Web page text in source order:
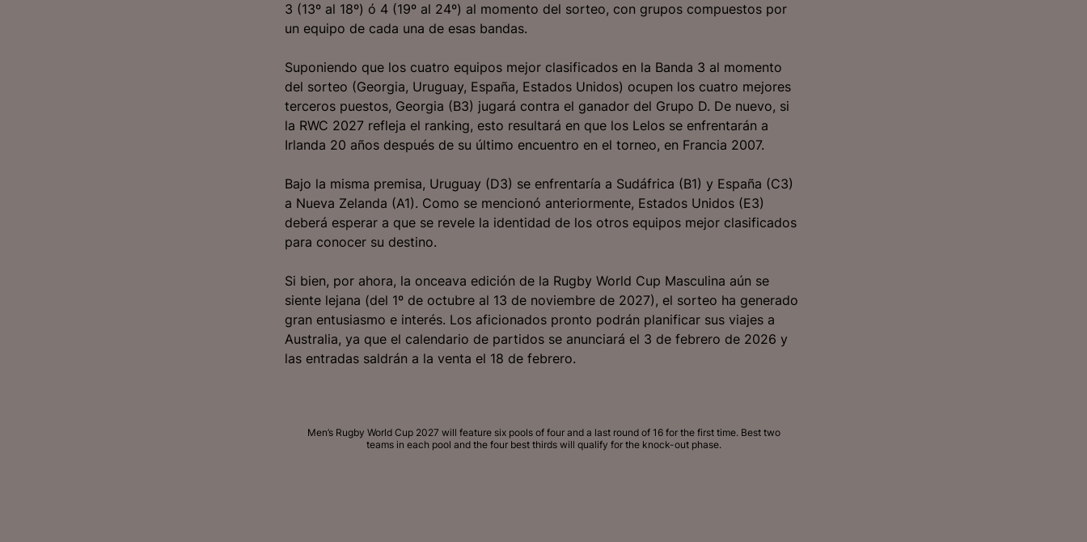
3 (13º al 18º) ó 4 (19º al 24º) al momento del sorteo, con grupos compuestos por
un equipo de cada una de esas bandas.
Suponiendo que los cuatro equipos mejor clasificados en la Banda 3 al momento
del sorteo (Georgia, Uruguay, España, Estados Unidos) ocupen los cuatro mejores
terceros puestos, Georgia (B3) jugará contra el ganador del Grupo D. De nuevo, si
la RWC 2027 refleja el ranking, esto resultará en que los Lelos se enfrentarán a
Irlanda 20 años después de su último encuentro en el torneo, en Francia 2007.
Bajo la misma premisa, Uruguay (D3) se enfrentaría a Sudáfrica (B1) y España (C3)
a Nueva Zelanda (A1). Como se mencionó anteriormente, Estados Unidos (E3)
deberá esperar a que se revele la identidad de los otros equipos mejor clasificados
para conocer su destino.
Si bien, por ahora, la onceava edición de la Rugby World Cup Masculina aún se
siente lejana (del 1º de octubre al 13 de noviembre de 2027), el sorteo ha generado
gran entusiasmo e interés. Los aficionados pronto podrán planificar sus viajes a
Australia, ya que el calendario de partidos se anunciará el 3 de febrero de 2026 y
las entradas saldrán a la venta el 18 de febrero.
Men’s Rugby World Cup 2027 will feature six pools of four and a last round of 16 for the first time. Best two
teams in each pool and the four best thirds will qualify for the knock-out phase.